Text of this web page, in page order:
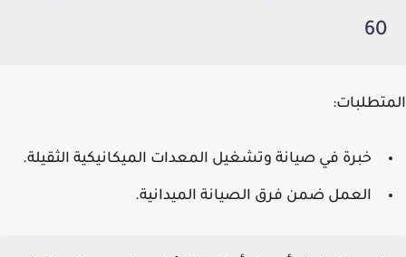
60
المتطلبات:
خبرة في صيانة وتشغيل المعدات الميكانيكية الثقيلة.
العمل ضمن فرق الصيانة الميدانية.